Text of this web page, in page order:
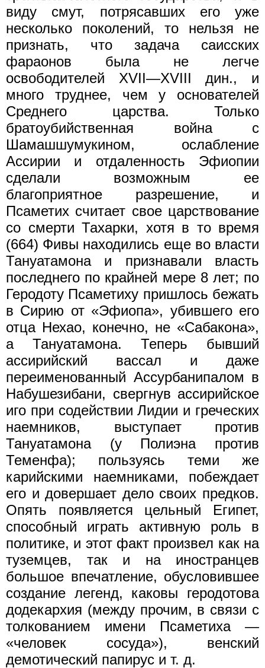
виду смут, потрясавших его уже
несколько поколений, то нельзя не
признать, что задача саисских
фараонов была не легче
освободителей XVII—XVIII дин., и
много труднее, чем у основателей
Среднего царства. Только
братоубийственная война с
Шамашшумукином, ослабление
Ассирии и отдаленность Эфиопии
сделали возможным ее
благоприятное разрешение, и
Псаметих считает свое царствование
со смерти Тахарки, хотя в то время
(664) Фивы находились еще во власти
Тануатамона и признавали власть
последнего по крайней мере 8 лет; по
Геродоту Псаметиху пришлось бежать
в Сирию от «Эфиопа», убившего его
отца Нехао, конечно, не «Сабакона»,
а Тануатамона. Теперь бывший
ассирийский вассал и даже
переименованный Ассурбанипалом в
Набушезибани, свергнув ассирийское
иго при содействии Лидии и греческих
наемников, выступает против
Тануатамона (у Полиэна против
Теменфа); пользуясь теми же
карийскими наемниками, побеждает
его и довершает дело своих предков.
Опять появляется цельный Египет,
способный играть активную роль в
политике, и этот факт произвел как на
туземцев, так и на иностранцев
большое впечатление, обусловившее
создание легенд, каковы геродотова
додекархия (между прочим, в связи с
толкованием имени Псаметиха —
«человек сосуда»), венский
демотический папирус и т. д.